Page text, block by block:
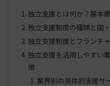
独立支援とは何か？基本
独立支援制度の種類と国
独立支援制度とフランチ
独立支援を活用しやすい
徴
業界別の具体的支援サ